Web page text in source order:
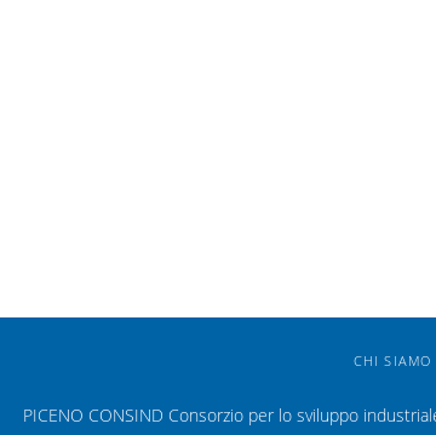
CHI SIAMO
PICENO CONSIND Consorzio per lo sviluppo